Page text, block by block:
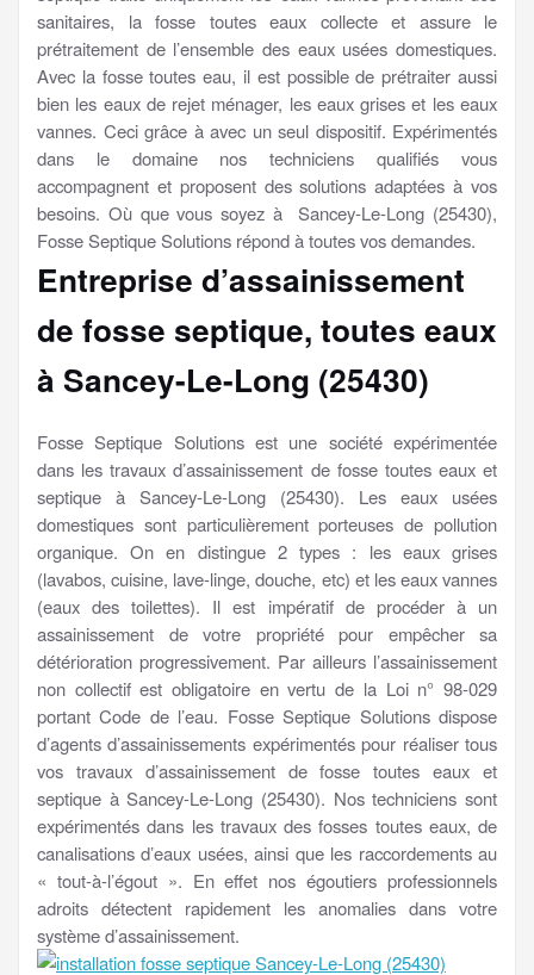
sanitaires, la fosse toutes eaux collecte et assure le
prétraitement de l’ensemble des eaux usées domestiques.
Avec la fosse toutes eau, il est possible de prétraiter aussi
bien les eaux de rejet ménager, les eaux grises et les eaux
vannes. Ceci grâce à avec un seul dispositif. Expérimentés
dans le domaine nos techniciens qualifiés vous
accompagnent et proposent des solutions adaptées à vos
besoins. Où que vous soyez à Sancey-Le-Long (25430),
Fosse Septique Solutions répond à toutes vos demandes.
Entreprise d’assainissement
de fosse septique, toutes eaux
à Sancey-Le-Long (25430)
Fosse Septique Solutions est une société expérimentée
dans les travaux d’assainissement de fosse toutes eaux et
septique à Sancey-Le-Long (25430). Les eaux usées
domestiques sont particulièrement porteuses de pollution
organique. On en distingue 2 types : les eaux grises
(lavabos, cuisine, lave-linge, douche, etc) et les eaux vannes
(eaux des toilettes). Il est impératif de procéder à un
assainissement de votre propriété pour empêcher sa
détérioration progressivement. Par ailleurs l’assainissement
non collectif est obligatoire en vertu de la Loi n° 98-029
portant Code de l’eau. Fosse Septique Solutions dispose
d’agents d’assainissements expérimentés pour réaliser tous
vos travaux d’assainissement de fosse toutes eaux et
septique à Sancey-Le-Long (25430). Nos techniciens sont
expérimentés dans les travaux des fosses toutes eaux, de
canalisations d’eaux usées, ainsi que les raccordements au
« tout-à-l’égout ». En effet nos égoutiers professionnels
adroits détectent rapidement les anomalies dans votre
système d’assainissement.